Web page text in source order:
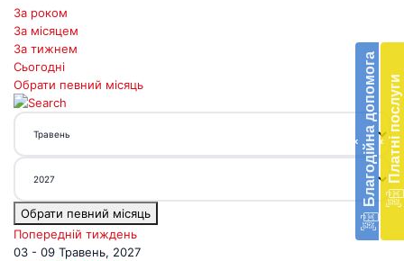
‹ Благодійна допомогав
‹ Платні послуги
За роком
За місяцем
За тижнем
Сьогодні
Обрати певний місяць
Обрати певний місяць
Попередній тиждень
03 - 09 Травень, 2027